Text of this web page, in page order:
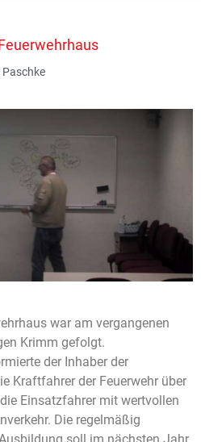
war am vergangenen
Krimm gefolgt.
der Inhaber der
Kraftfahrer der Feuerwehr über
Einsatzfahrer mit wertvollen
Die regelmäßig